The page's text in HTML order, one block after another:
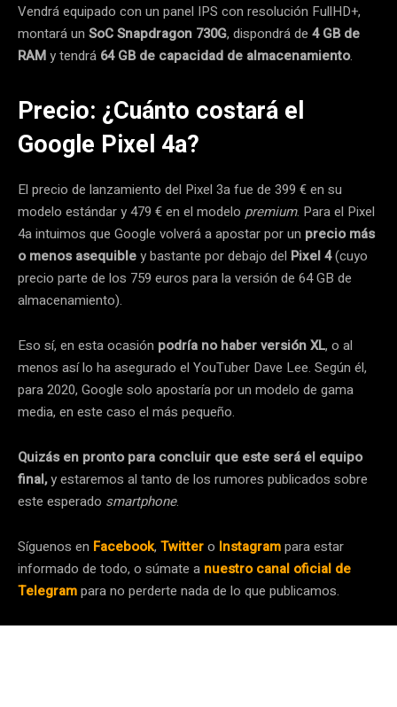
Vendrá equipado con un panel IPS con resolución FullHD+,
montará un SoC Snapdragon 730G, dispondrá de 4 GB de
RAMy tendrá 64 GB de capacidad de almacenamiento.
Precio: ¿Cuánto costará el
Google Pixel 4a?
El precio de lanzamiento del Pixel 3a fue de 399 € en su
modelo estándar y 479 € en el modelo premium. Para el Pixel
4a intuimos que Google volverá a apostar por un precio más
o menos asequibley bastante por debajo del Pixel 4(cuyo
precio parte de los 759 euros para la versión de 64 GB de
almacenamiento).
Eso sí, en esta ocasión podría no haber versión XL, o al
menos así lo ha asegurado el YouTuber Dave Lee. Según él,
para 2020, Google solo apostaría por un modelo de gama
media, en este caso el más pequeño.
Quizás en pronto para concluir que este será el equipo
final,y estaremos al tanto de los rumores publicados sobre
este esperado smartphone.
Síguenos en Facebook, Twittero Instagrampara estar
informado de todo, o súmate a nuestro canal oficial de
Telegrampara no perderte nada de lo que publicamos.